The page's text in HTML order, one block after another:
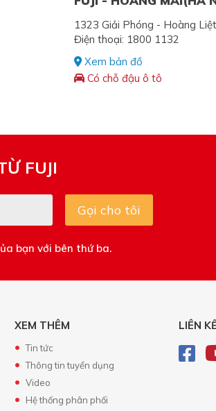
1323 Giải Phóng - Hoàng
Điện thoại: 1800 1132
Xem bản đồ
Có chỗ đậu ô tô
FUJI
Gọi cho tôi
bạn với bên thứ ba.
XEM THÊM
Tin tức
Thông tin tuyển dụng
Video
Hệ thống phân phối
LIÊN